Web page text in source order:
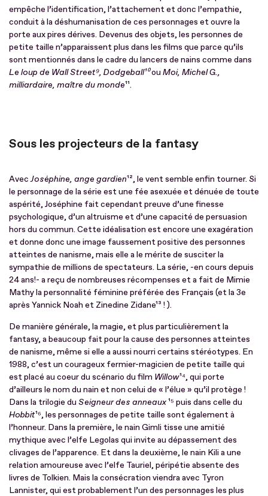
empêche l’identification, l’attachement et donc l’empathie,
conduit à la déshumanisation de ces personnages et ouvre la
porte aux pires dérives. Devenus des objets, les personnes de
petite taille n’apparaissent plus dans les films que parce qu’ils
sont mentionnés dans le cadre du lancers de nains comme dans
Le loup de Wall Street⁹, Dodgeball¹⁰ou Moi, Michel G.,
milliardaire, maître du monde¹¹.
Sous les projecteurs de la fantasy
AvecJoséphine, ange gardien¹², le vent semble enfin tourner. Si
le personnage de la série est une fée asexuée et dénuée de toute
aspérité, Joséphine fait cependant preuve d’une finesse
psychologique, d’un altruisme et d’une capacité de persuasion
hors du commun. Cette idéalisation est encore une exagération
et donne donc une image faussement positive des personnes
atteintes de nanisme, mais elle a le mérite de susciter la
sympathie de millions de spectateurs. La série, -en cours depuis
24 ans!- a reçu de nombreuses récompenses et a fait de Mimie
Mathy la personnalité féminine préférée des Français (et la 3e
après Yannick Noah et Zinedine Zidane¹³ ! ).
De manière générale, la magie, et plus particulièrement la
fantasy, a beaucoup fait pour la cause des personnes atteintes
de nanisme, même si elle a aussi nourri certains stéréotypes. En
1988, c’est un courageux fermier-magicien de petite taille qui
est placé au coeur du scénario du film Willow¹⁴, qui porte
d’ailleurs le nom du nain et non celui de « l’élue » qu’il protège !
Dans la trilogie du Seigneur des anneaux¹⁵ puis dans celle du
Hobbit¹⁶, les personnages de petite taille sont également à
l’honneur. Dans la première, le nain Gimli tisse une amitié
mythique avec l’elfe Legolas qui invite au dépassement des
clivages de l’apparence. Et dans la deuxième, le nain Kili a une
relation amoureuse avec l’elfe Tauriel, péripétie absente des
livres de Tolkien. Mais la consécration viendra avec Tyron
Lannister, qui est probablement l’un des personnages les plus